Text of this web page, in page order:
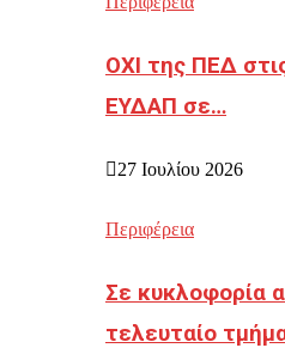
ΟΧΙ της ΠΕΔ
ΕΥΔΑΠ σε…
27 Ιουλίου 2026
Περιφέρεια
Σε κυκλοφορία
τελευταίο